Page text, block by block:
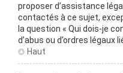
proposer d’assistance
contactés à ce sujet,
la question « Qui dois-je
d’abus ou d’ordres légaux
Haut